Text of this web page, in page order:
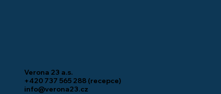
Verona 23 a.s.
+420 737 565 288 (recepce)
info@verona23.cz